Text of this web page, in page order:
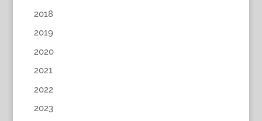
2018
2019
2020
2021
2022
2023